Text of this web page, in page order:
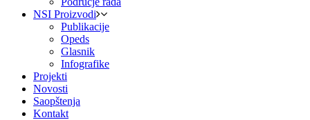
NSI Proizvodi
Publikacije
Opeds
Glasnik
Infografike
Projekti
Novosti
Saopštenja
Kontakt